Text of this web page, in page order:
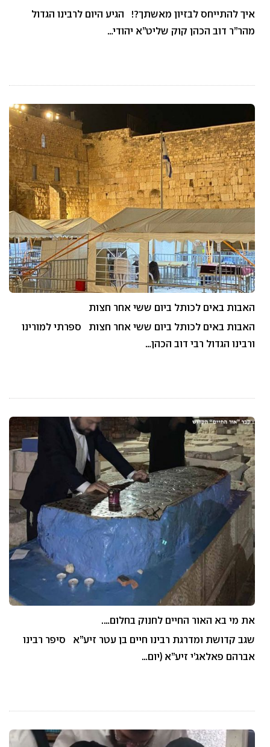
איך להתייחס לבזיון מאשתך?! הגיע היום לרבינו הגדול
מהר”ר דוב הכהן קוק שליט”א יהודי…
האבות באים לכותל ביום ששי אחר חצות
האבות באים לכותל ביום ששי אחר חצות ספרתי למורינו
ורבינו הגדול רבי דוב הכהן…
את מי בא האור החיים לחנוק בחלום….
שגב קדושת ומדרגת רבינו חיים בן עטר זיע”א סיפר רבינו
אברהם פאלאג’י זיע”א (יום…